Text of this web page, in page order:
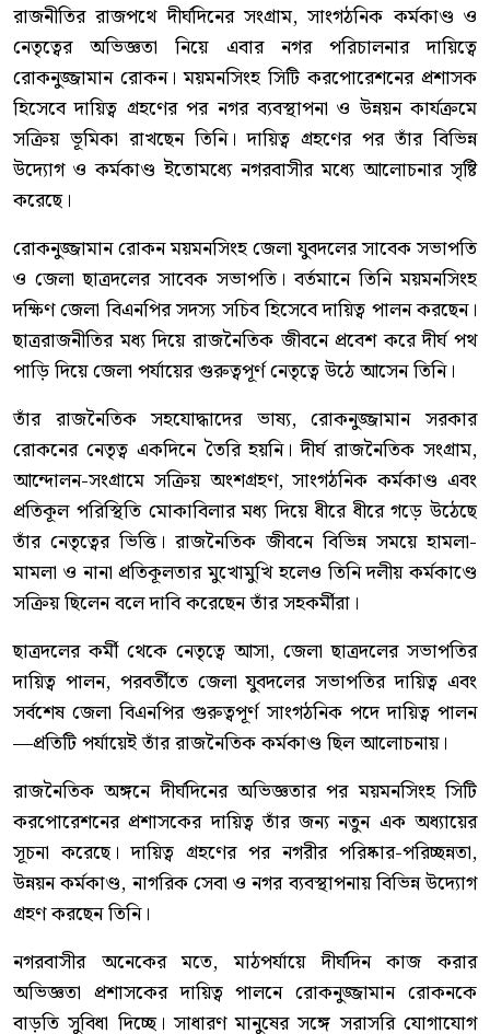
রাজনীতির রাজপথে দীর্ঘদিনের সংগ্রাম, সাংগঠনিক কর্মকাণ্ড ও
নেতৃত্বের অভিজ্ঞতা নিয়ে এবার নগর পরিচালনার দায়িত্বে
রোকনুজ্জামান রোকন। ময়মনসিংহ সিটি করপোরেশনের প্রশাসক
হিসেবে দায়িত্ব গ্রহণের পর নগর ব্যবস্থাপনা ও উন্নয়ন কার্যক্রমে
সক্রিয় ভূমিকা রাখছেন তিনি। দায়িত্ব গ্রহণের পর তাঁর বিভিন্ন
উদ্যোগ ও কর্মকাণ্ড ইতোমধ্যে নগরবাসীর মধ্যে আলোচনার সৃষ্টি
করেছে।
রোকনুজ্জামান রোকন ময়মনসিংহ জেলা যুবদলের সাবেক সভাপতি
ও জেলা ছাত্রদলের সাবেক সভাপতি। বর্তমানে তিনি ময়মনসিংহ
দক্ষিণ জেলা বিএনপির সদস্য সচিব হিসেবে দায়িত্ব পালন করছেন।
ছাত্ররাজনীতির মধ্য দিয়ে রাজনৈতিক জীবনে প্রবেশ করে দীর্ঘ পথ
পাড়ি দিয়ে জেলা পর্যায়ের গুরুত্বপূর্ণ নেতৃত্বে উঠে আসেন তিনি।
তাঁর রাজনৈতিক সহযোদ্ধাদের ভাষ্য, রোকনুজ্জামান সরকার
রোকনের নেতৃত্ব একদিনে তৈরি হয়নি। দীর্ঘ রাজনৈতিক সংগ্রাম,
আন্দোলন-সংগ্রামে সক্রিয় অংশগ্রহণ, সাংগঠনিক কর্মকাণ্ড এবং
প্রতিকূল পরিস্থিতি মোকাবিলার মধ্য দিয়ে ধীরে ধীরে গড়ে উঠেছে
তাঁর নেতৃত্বের ভিত্তি। রাজনৈতিক জীবনে বিভিন্ন সময়ে হামলা-
মামলা ও নানা প্রতিকূলতার মুখোমুখি হলেও তিনি দলীয় কর্মকাণ্ডে
সক্রিয় ছিলেন বলে দাবি করেছেন তাঁর সহকর্মীরা।
ছাত্রদলের কর্মী থেকে নেতৃত্বে আসা, জেলা ছাত্রদলের সভাপতির
দায়িত্ব পালন, পরবর্তীতে জেলা যুবদলের সভাপতির দায়িত্ব এবং
সর্বশেষ জেলা বিএনপির গুরুত্বপূর্ণ সাংগঠনিক পদে দায়িত্ব পালন
—প্রতিটি পর্যায়েই তাঁর রাজনৈতিক কর্মকাণ্ড ছিল আলোচনায়।
রাজনৈতিক অঙ্গনে দীর্ঘদিনের অভিজ্ঞতার পর ময়মনসিংহ সিটি
করপোরেশনের প্রশাসকের দায়িত্ব তাঁর জন্য নতুন এক অধ্যায়ের
সূচনা করেছে। দায়িত্ব গ্রহণের পর নগরীর পরিষ্কার-পরিচ্ছন্নতা,
উন্নয়ন কর্মকাণ্ড, নাগরিক সেবা ও নগর ব্যবস্থাপনায় বিভিন্ন উদ্যোগ
গ্রহণ করছেন তিনি।
নগরবাসীর অনেকের মতে, মাঠপর্যায়ে দীর্ঘদিন কাজ করার
অভিজ্ঞতা প্রশাসকের দায়িত্ব পালনে রোকনুজ্জামান রোকনকে
বাড়তি সুবিধা দিচ্ছে। সাধারণ মানুষের সঙ্গে সরাসরি যোগাযোগ